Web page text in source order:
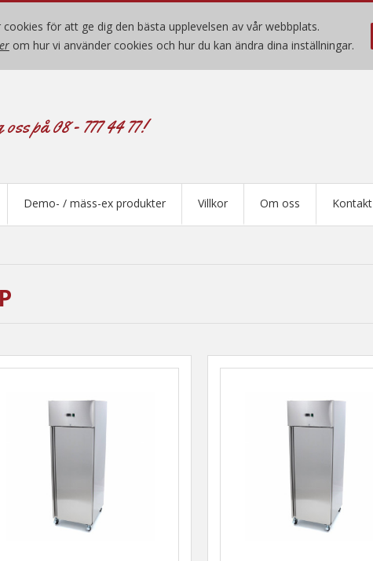
cookies för att ge dig den bästa upplevelsen av vår webbplats.
om hur vi använder cookies och hur du kan ändra dina inställningar.
oss på 08 - 777 44 77!
Demo- / mäss-ex produkter Villkor Om oss Kontakt